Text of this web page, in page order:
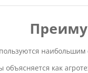
наибольшим
как